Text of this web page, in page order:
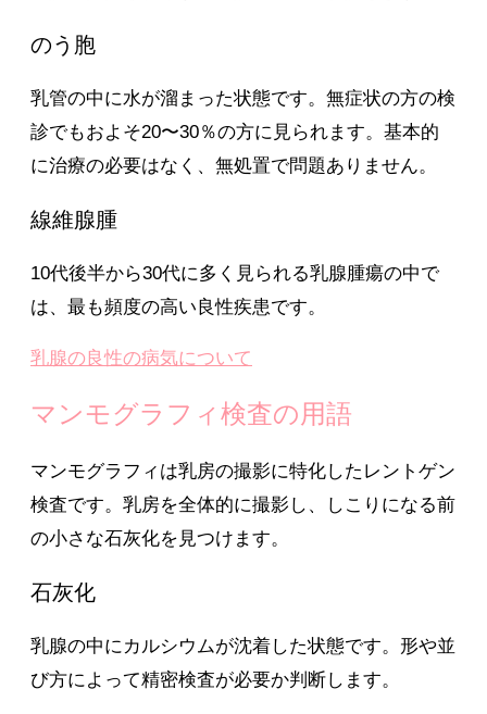
のう胞
乳管の中に水が溜まった状態です。無症状の方の検
診でもおよそ20〜30％の方に見られます。基本的
に治療の必要はなく、無処置で問題ありません。
線維腺腫
10代後半から30代に多く見られる乳腺腫瘍の中で
は、最も頻度の高い良性疾患です。
乳腺の良性の病気について
マンモグラフィ検査の用語
マンモグラフィは乳房の撮影に特化したレントゲン
検査です。乳房を全体的に撮影し、しこりになる前
の小さな石灰化を見つけます。
石灰化
乳腺の中にカルシウムが沈着した状態です。形や並
び方によって精密検査が必要か判断します。